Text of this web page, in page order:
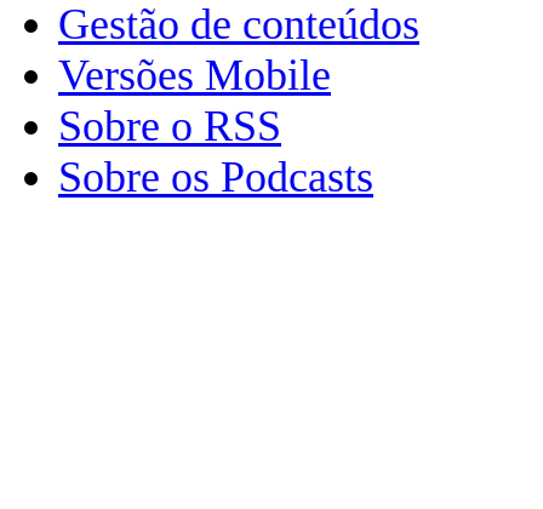
Gestão de conteúdos
Versões Mobile
Sobre o RSS
Sobre os Podcasts